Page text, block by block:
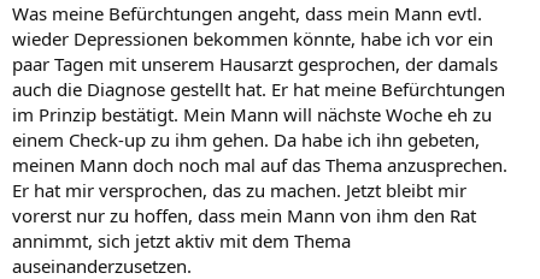
Was meine Befürchtungen angeht, dass mein Mann evtl.
wieder Depressionen bekommen könnte, habe ich vor ein
paar Tagen mit unserem Hausarzt gesprochen, der damals
auch die Diagnose gestellt hat. Er hat meine Befürchtungen
im Prinzip bestätigt. Mein Mann will nächste Woche eh zu
einem Check-up zu ihm gehen. Da habe ich ihn gebeten,
meinen Mann doch noch mal auf das Thema anzusprechen.
Er hat mir versprochen, das zu machen. Jetzt bleibt mir
vorerst nur zu hoffen, dass mein Mann von ihm den Rat
annimmt, sich jetzt aktiv mit dem Thema
auseinanderzusetzen.